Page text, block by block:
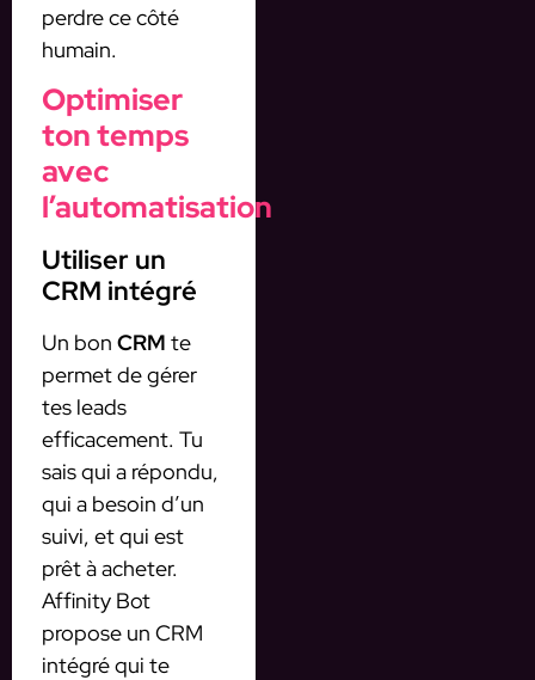
perdre ce côté
humain.
Optimiser
ton temps
avec
l’automatisation
Utiliser un
CRM intégré
Un bon CRM te
permet de gérer
tes leads
efficacement. Tu
sais qui a répondu,
qui a besoin d’un
suivi, et qui est
prêt à acheter.
Affinity Bot
propose un CRM
intégré qui te